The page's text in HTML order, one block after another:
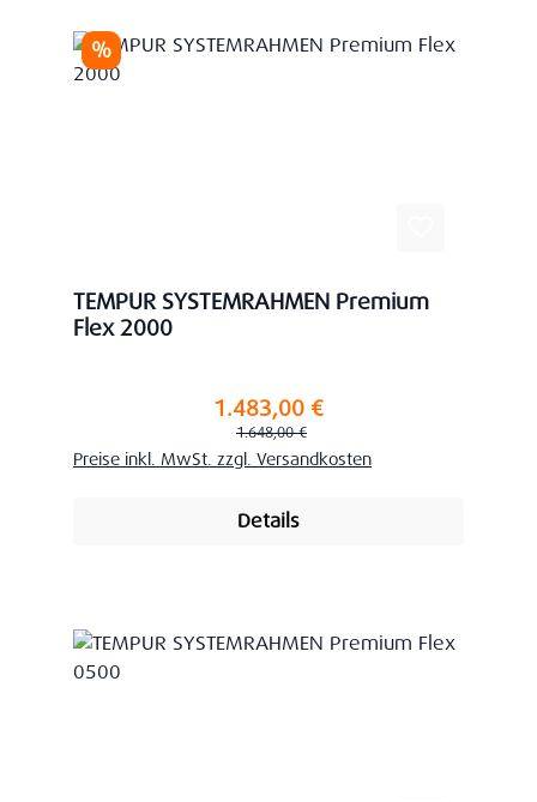
Rabatt
%
TEMPUR SYSTEMRAHMEN Premium
Flex 2000
Verkaufspreis:1.483,00 €
Regulärer Preis:
1.648,00 €
Preise inkl. MwSt. zzgl. Versandkosten
Details